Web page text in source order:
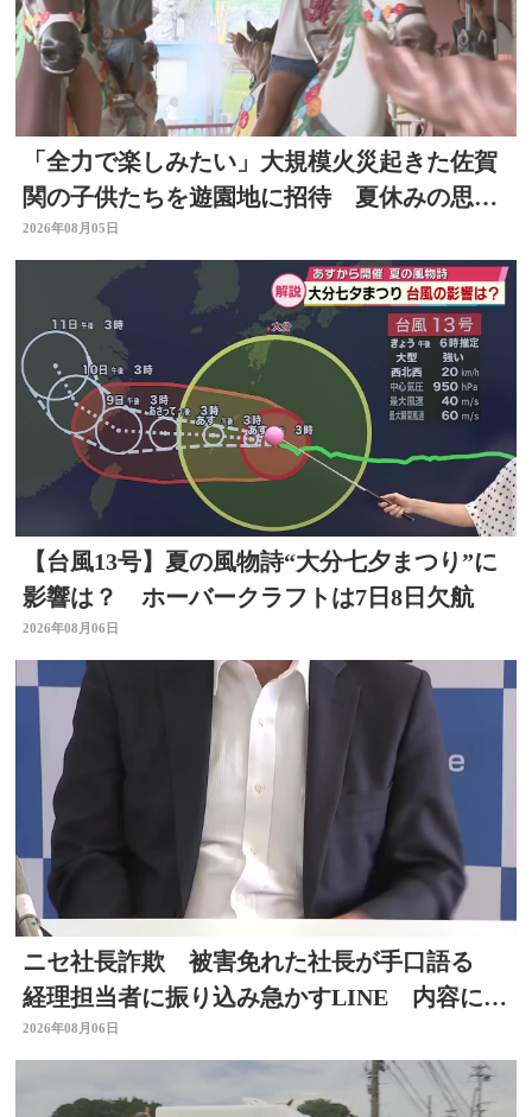
「全力で楽しみたい」大規模火災起きた佐賀
関の子供たちを遊園地に招待 夏休みの思い
出作りに 大分
2026年08月05日
【台風13号】夏の風物詩“大分七夕まつり”に
影響は？ ホーバークラフトは7日8日欠航
2026年08月06日
ニセ社長詐欺 被害免れた社長が手口語る
経理担当者に振り込み急かすLINE 内容に不
信感 大分
2026年08月06日